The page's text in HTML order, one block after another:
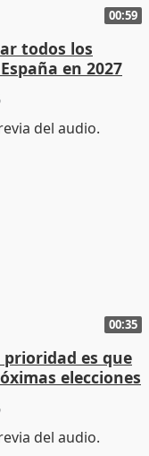
00:59
todos los
en 2027
00:35
es que
elecciones